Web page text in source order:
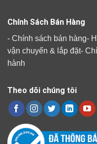
Chính Sách Bán Hàng
- Chính sách bán hàng-
vận chuyển & lắp đặt-
hành
Theo dõi chúng tôi